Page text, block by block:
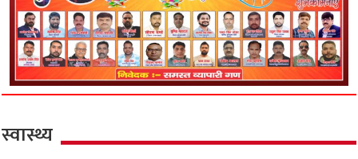
स्वास्थ्य